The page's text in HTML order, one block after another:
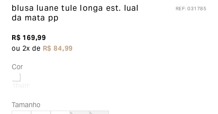
blusa luane tule longa est. lual
da mata pp
REF:031785
R$169,99
ou 2x de R$84,99
Cor
Tamanho